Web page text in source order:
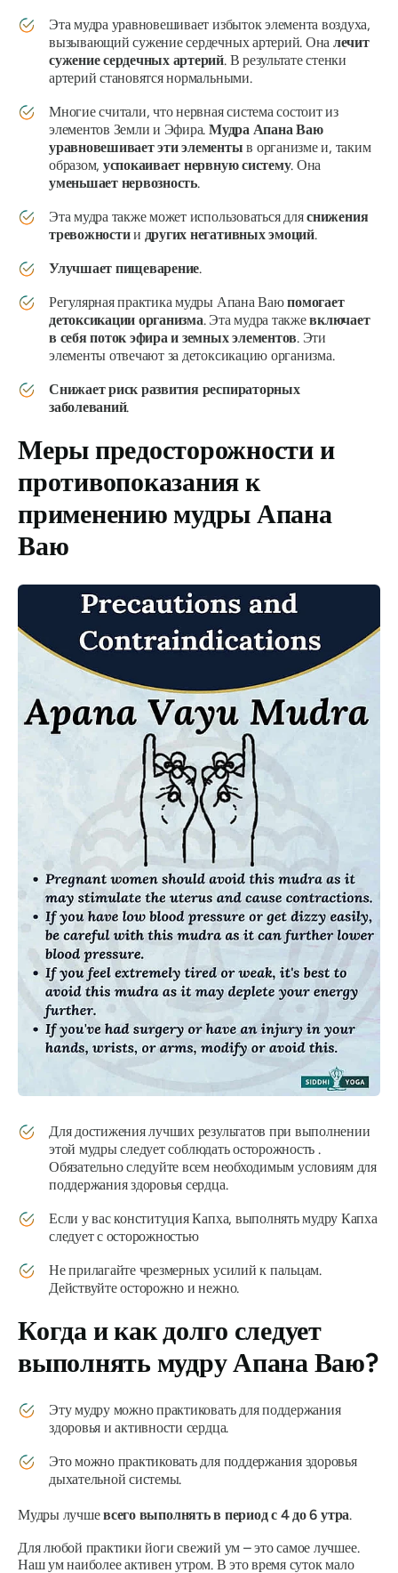
Этамудрауравновешивает избыток элемента воздуха,
вызывающий сужение сердечных артерий. Она лечит
сужение сердечных артерий. В результате стенки
артерий становятся нормальными.
Многие считали, что нервная система состоит из
элементов Земли и Эфира. Мудра Апана Ваю
уравновешивает эти элементы в организме и, таким
образом, успокаивает нервную систему. Она
уменьшает нервозность.
Этамудратакже может использоваться дляснижения
тревожностии других негативных эмоций.
Улучшает пищеварение.
Регулярная практикамудры Апана Ваюпомогает
детоксикации организма. Этамудра такжевключает
в себя поток эфира и земных элементов. Эти
элементы отвечают за детоксикацию организма.
Снижает риск развития респираторных
заболеваний.
Меры предосторожности и
противопоказания к
применению мудры Апана
Ваю
Для достижения лучших результатов при выполнении
этой мудрыследует соблюдать осторожность .
Обязательно следуйте всем необходимым условиям для
поддержания здоровья сердца.
Если у вас конституция Капха, выполнятьмудру Капха
следует с осторожностью
Не прилагайте чрезмерных усилий к пальцам.
Действуйте осторожно и нежно.
Когда и как долго следует
выполнять мудру Апана Ваю?
Этумудруможно практиковать для поддержания
здоровья и активности сердца.
Это можно практиковать для поддержания здоровья
дыхательной системы.
Мудрылучшевсего выполнять в период с 4 до 6 утра.
Для любой практики йоги свежий ум – это самое лучшее.
Наш ум наиболее активен утром. В это время суток мало